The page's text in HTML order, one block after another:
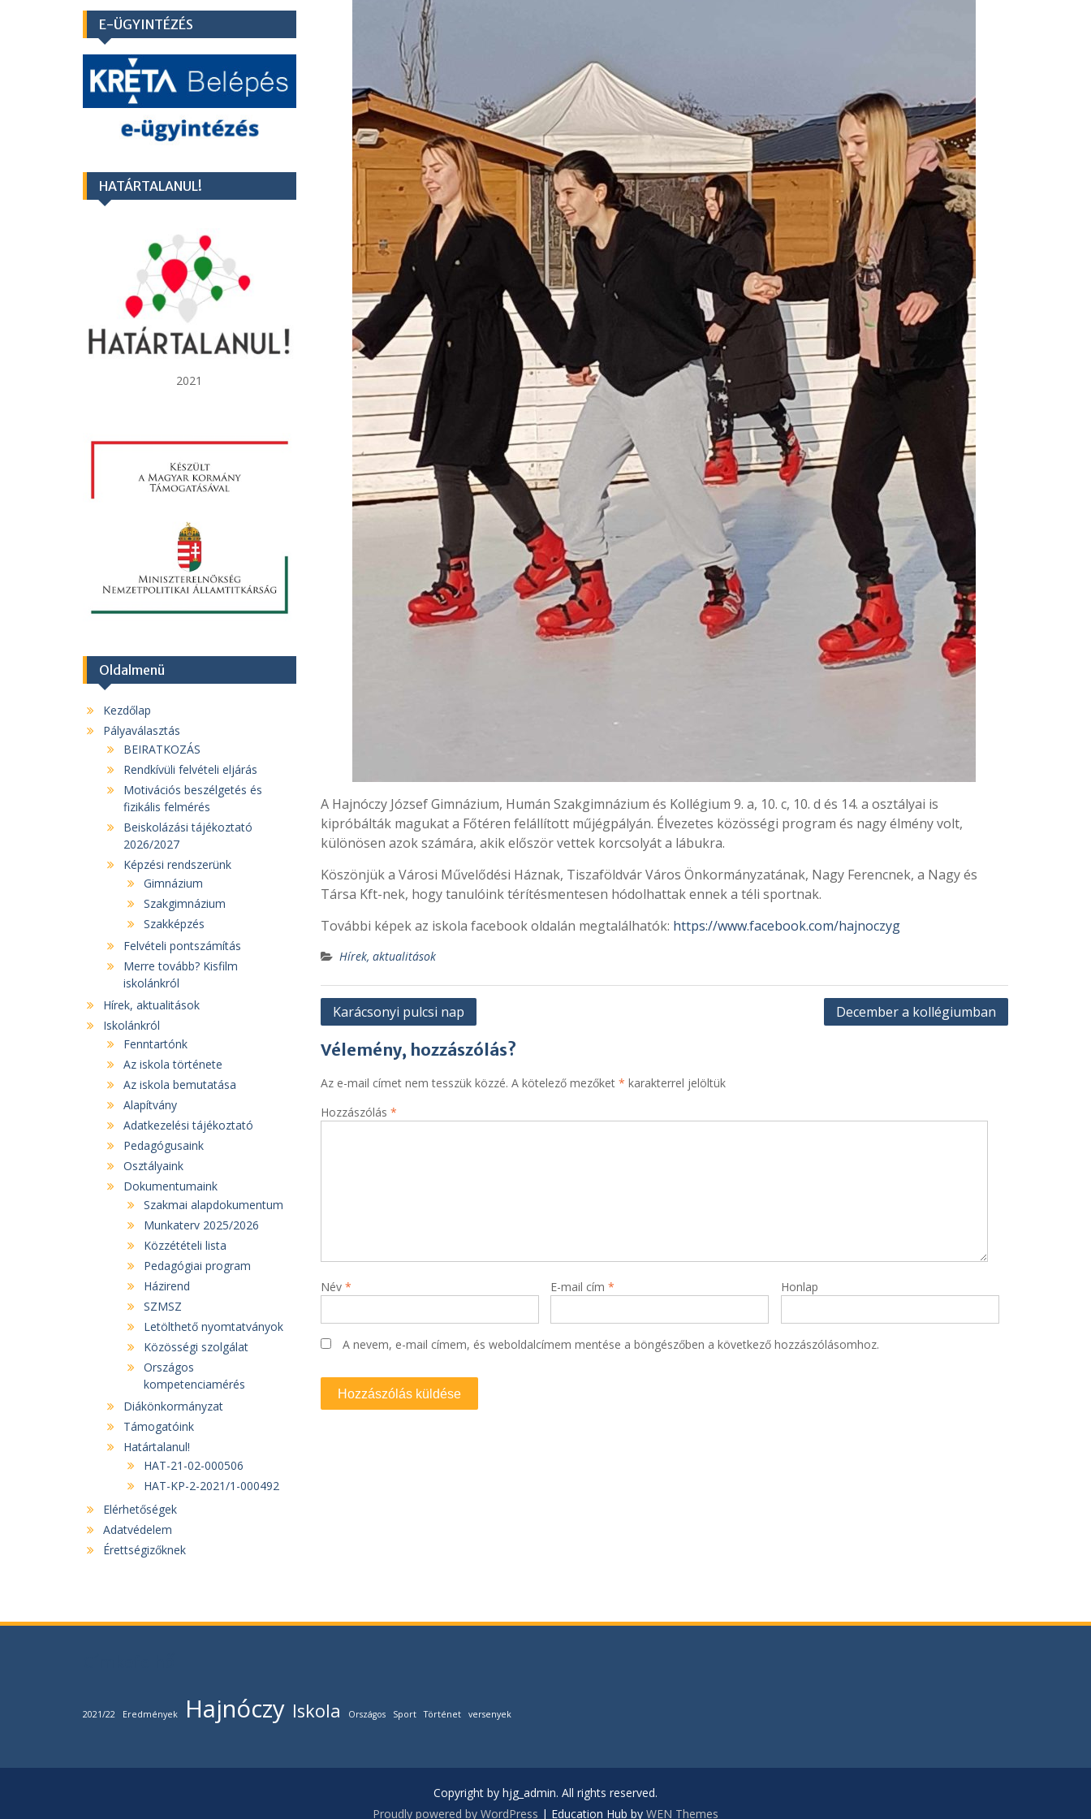
A Hajnóczy József Gimnázium, Humán Szakgimnázium és Kollégium 9. a, 10. c, 10. d és 14. a osztályai is
kipróbálták magukat a Főtéren felállított műjégpályán. Élvezetes közösségi program és nagy élmény volt,
különösen azok számára, akik először vettek korcsolyát a lábukra.
Köszönjük a Városi Művelődési Háznak, Tiszaföldvár Város Önkormányzatának, Nagy Ferencnek, a Nagy és
Társa Kft-nek, hogy tanulóink térítésmentesen hódolhattak ennek a téli sportnak.
További képek az iskola facebook oldalán megtalálhatók: https://www.facebook.com/hajnoczyg
Hírek, aktualitások
Bejegyzés
Karácsonyi pulcsi nap December a kollégiumban
Vélemény, hozzászólás?
Az e-mail címet nem tesszük közzé. A kötelező mezőket * karakterrel jelöltük
Hozzászólás *
Név * E-mail cím* Honlap
A nevem, e-mail címem, és weboldalcímem mentése a böngészőben a következő hozzászólásomhoz.
E-ÜGYINTÉZÉS
HATÁRTALANUL!
2021
Oldalmenü
Kezdőlap
Pályaválasztás
BEIRATKOZÁS
Rendkívüli felvételi eljárás
Motivációs beszélgetés és
fizikális felmérés
Beiskolázási tájékoztató
2026/2027
Képzési rendszerünk
Gimnázium
Szakgimnázium
Szakképzés
Felvételi pontszámítás
Merre tovább? Kisfilm
iskolánkról
Hírek, aktualitások
Iskolánkról
Fenntartónk
Az iskola története
Az iskola bemutatása
Alapítvány
Adatkezelési tájékoztató
Pedagógusaink
Osztályaink
Dokumentumaink
Szakmai alapdokumentum
Munkaterv 2025/2026
Közzétételi lista
Pedagógiai program
Házirend
SZMSZ
Letölthető nyomtatványok
Közösségi szolgálat
Országos
kompetenciamérés
Diákönkormányzat
Támogatóink
Határtalanul!
HAT-21-02-000506
HAT-KP-2-2021/1-000492
Elérhetőségek
Adatvédelem
Érettségizőknek
2021/22 Eredmények Hajnóczy Iskola Országos Sport Történet versenyek
Copyright by hjg_admin. All rights reserved.
Proudly powered by WordPress | Education Hub by WEN Themes